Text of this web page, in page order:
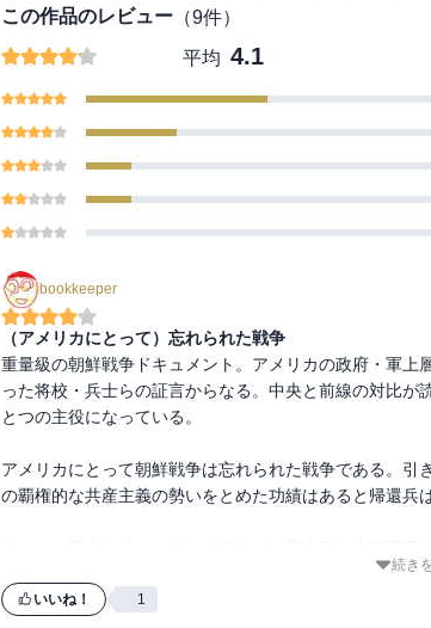
この作品のレビュー （9件）
平均 4.1
bookkeeper
（アメリカにとって）忘れられた戦争
重量級の朝鮮戦争ドキュメント。アメリカの政府・軍
った将校・兵士らの証言からなる。中央と前線の対比
とつの主役になっている。
アメリカにとって朝鮮戦争は忘れられた戦争である。
の覇権的な共産主義の勢いをとめた功績はあると帰還兵
ても中共軍に奪われるだけの頼りない連中。しかし米
カが中共との戦争に入るよう後押ししていた。トルーマ
続き
いいね！ 1